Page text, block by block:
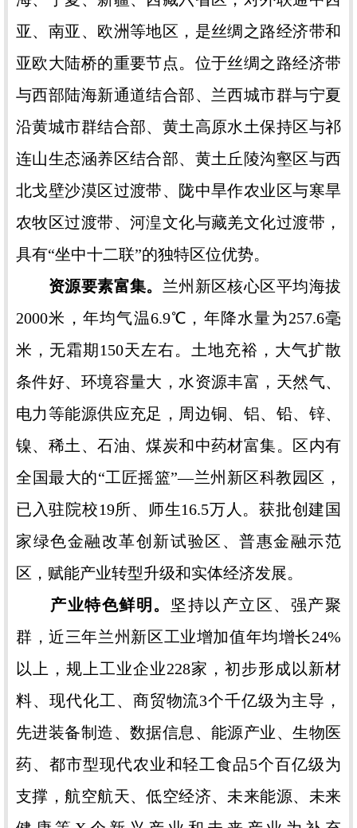
亚、南亚、欧洲等地区，是丝绸之路经济带和
亚欧大陆桥的重要节点。位于丝绸之路经济带
与西部陆海新通道结合部、兰西城市群与宁夏
沿黄城市群结合部、黄土高原水土保持区与祁
连山生态涵养区结合部、黄土丘陵沟壑区与西
北戈壁沙漠区过渡带、陇中旱作农业区与寒旱
农牧区过渡带、河湟文化与藏羌文化过渡带，
具有“坐中十二联”的独特区位优势。
资源要素富集。 兰州新区核心区平均海拔
2000米，年均气温6.9℃，年降水量为257.6毫
米，无霜期150天左右。土地充裕，大气扩散
条件好、环境容量大，水资源丰富，天然气、
电力等能源供应充足，周边铜、铝、铅、锌、
镍、稀土、石油、煤炭和中药材富集。区内有
全国最大的“工匠摇篮”—兰州新区科教园区，
已入驻院校19所、师生16.5万人。获批创建国
家绿色金融改革创新试验区、普惠金融示范
区，赋能产业转型升级和实体经济发展。
产业特色鲜明。 坚持以产立区、强产聚
群，近三年兰州新区工业增加值年均增长24%
以上，规上工业企业228家，初步形成以新材
料、现代化工、商贸物流3个千亿级为主导，
先进装备制造、数据信息、能源产业、生物医
药、都市型现代农业和轻工食品5个百亿级为
支撑，航空航天、低空经济、未来能源、未来